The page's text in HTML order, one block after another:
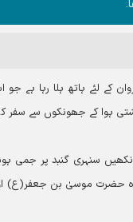
کے لئے ہاتھ ہلا رہا ہے جو
ہوا کے جھونکوں سے
سنہری گنبد پر جمی
حضرت موسیٰ بن جعفر(ع)